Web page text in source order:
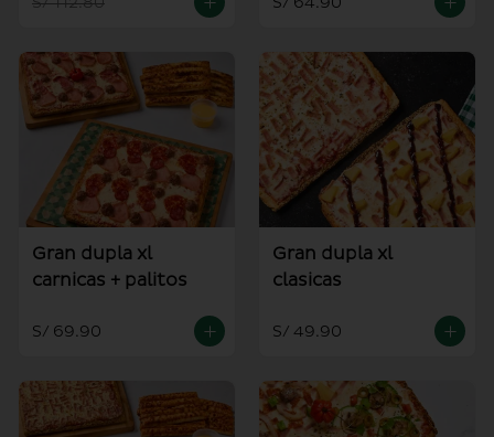
Gran dupla xl
carnicas + palitos
S/ 69.90
Gran dupla xl
clasicas
S/ 49.90